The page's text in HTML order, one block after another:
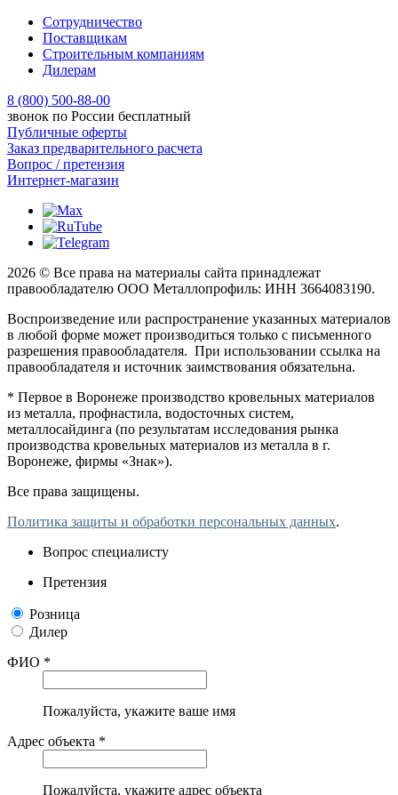
Сотрудничество
Поставщикам
Строительным компаниям
Дилерам
8 (800) 500-88-00
звонок по России бесплатный
Публичные оферты
Заказ предварительного расчета
Вопрос / претензия
Интернет-магазин
2026 © Все права на материалы сайта принадлежат
правообладателю ООО Металлопрофиль: ИНН 3664083190.
Воспроизведение или распространение указанных материалов
в любой форме может производиться только с письменного
разрешения правообладателя. При использовании ссылка на
правообладателя и источник заимствования обязательна.
* Первое в Воронеже производство кровельных материалов
из металла, профнастила, водосточных систем,
металлосайдинга (по результатам исследования рынка
производства кровельных материалов из металла в г.
Воронеже, фирмы «Знак»).
Все права защищены.
Политика защиты и обработки персональных данных.
Вопрос специалисту
Претензия
Розница
Дилер
ФИО *
Пожалуйста, укажите ваше имя
Адрес объекта *
Пожалуйста, укажите адрес объекта